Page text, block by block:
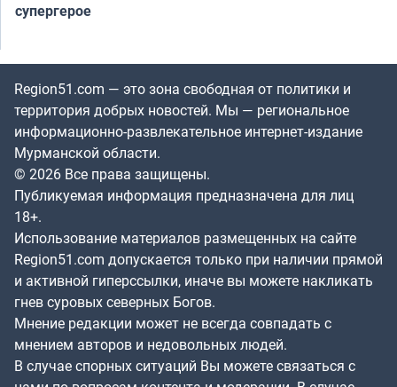
супергерое
Region51.com — это зона свободная от политики и
территория добрых новостей. Мы — региональное
информационно-развлекательное интернет-издание
Мурманской области.
© 2026 Все права защищены.
Публикуемая информация предназначена для лиц
18+.
Использование материалов размещенных на сайте
Region51.com допускается только при наличии прямой
и активной гиперссылки, иначе вы можете накликать
гнев суровых северных Богов.
Мнение редакции может не всегда совпадать с
мнением авторов и недовольных людей.
В случае спорных ситуаций Вы можете связаться с